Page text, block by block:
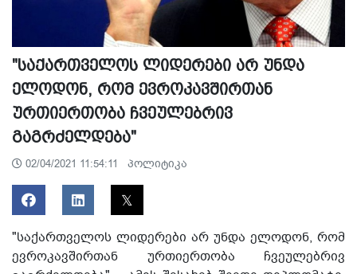
"საქართველოს ლიდერები არ უნდა
ელოდონ, რომ ევროკავშირთან
ურთიერთობა ჩვეულებრივ
გაგრძელდება"
02/04/2021 11:54:11 პოლიტიკა
"საქართველოს ლიდერები არ უნდა ელოდონ, რომ
ევროკავშირთან ურთიერთობა ჩვეულებრივ